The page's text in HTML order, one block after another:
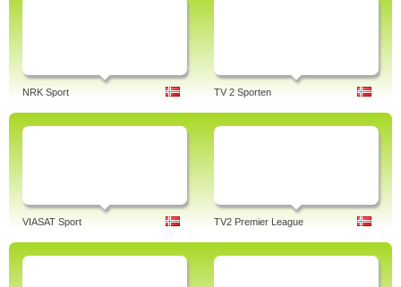
NRK Sport TV 2 Sporten
VIASAT Sport TV2 Premier League